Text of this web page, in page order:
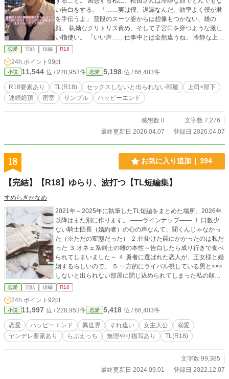
い告白をする。 「……実は僕、遅漏なんだ。効率よく僕が君
を手伝うよ」 普段のスーツ姿からは想像もつかない、雄の
顔。 執拗なクリトリス責め、そして子宮口を穿つような激し
い指使い。 「いい声……仕事中とは全然違うね」 冷静な上司
が独占欲を剥き出しにして、私を何度も、何度も絶頂の淵へ
と追い込んでいく。 ※本作はpixivに公開したサンプル版で
す。フルバージョンはFANBOXでお楽しみいただけます。 ▼
FANBOXはこちら▼ https://yoimachi-haru.fanbox.cc/posts/11
521953 ▼pixivはこちら▼ https://www.pixiv.net/users/122950
621 ※表紙画像にAIの画像生成を使用しております。
恋愛 完結 短編 R18
24h.ポイント 99pt
小説 11,544 位 / 228,953件 恋愛 5,198 位 / 66,403件
R18要素あり TL(R18) セックスしないと出られない部屋
上司×部下
連続絶頂
密室 サンプル ハッピーエンド
感想数 0
文字数 7,276
最終更新日 2026.04.07
登録日 2026.04.07
18 お気に入り追加 394
【完結】【R18】ゆらり、波打つ【TL短編集】
すめらぎかなめ
2021年～2025年に執筆したTL短編をまとめた場所。2026年
以降はまた別に作ります。 ――ラインナップ―― １.口数少
ない騎士団長（婚約者）の心の声なんて、聞くんじゃなかっ
た（※ただの変態だった） ２.仕掛けた罠にかかったのは私だ
った ３.オネェ系剣士の雄の本性～告白したら成り行きで食べ
られてしまいました～ ４.勇者に選ばれた恋人が、王女様と婚
姻するらしいので、 ５.一方的にライバル視している男と×××
しないと出られない部屋に閉じ込められてしまった私の顛末
６.「結婚したいなぁ」と零したら、城勤めのエリート幼馴染
が夫に立候補してきた。 ７.上司の財務大臣と、部下である私
の秘密の関係。 ―― ◇表紙はフリーのものをお借りしており
ます。
恋愛 完結 短編 R18
24h.ポイント 92pt
小説 11,997 位 / 228,953件 恋愛 5,418 位 / 66,403件
恋愛 ハッピーエンド 異世界 すれ違い 女主人公
溺愛
ヤンデレ要素あり
らぶえっち 無理やり描写あり TL(R18)
文字数 99,385
最終更新日 2024.09.01
登録日 2022.12.07